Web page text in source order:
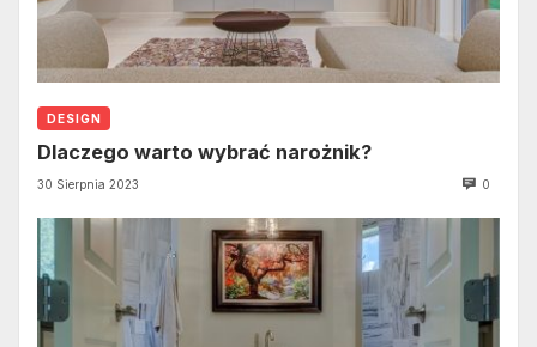
DESIGN
Dlaczego warto wybrać narożnik?
30 Sierpnia 2023 0